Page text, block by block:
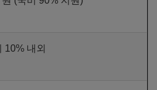
10% 내외